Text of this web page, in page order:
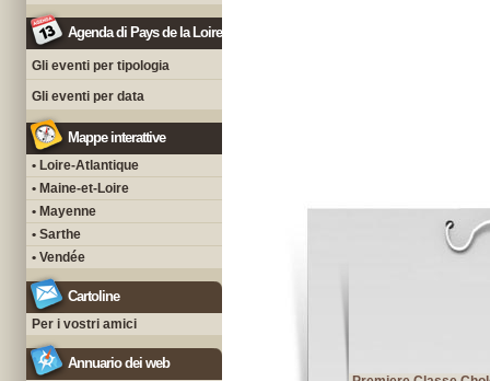
Agenda di Pays de la Loire
Gli eventi per tipologia
Gli eventi per data
Mappe interattive
• Loire-Atlantique
• Maine-et-Loire
• Mayenne
• Sarthe
• Vendée
Cartoline
Per i vostri amici
Annuario dei web